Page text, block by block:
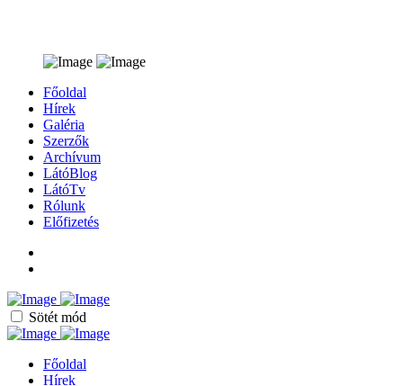
Főoldal
Hírek
Galéria
Szerzők
Archívum
LátóBlog
LátóTv
Rólunk
Előfizetés
Sötét mód
Főoldal
Hírek